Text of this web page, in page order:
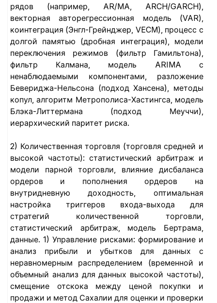
рядов (например, AR/MA, ARCH/GARCH),
векторная авторегрессионная модель (VAR),
коинтеграция (Энгл-Грейнджер, VECM), процесс с
долгой памятью (дробная интеграция), модели
переключения режимов (фильтр Гамильтона),
фильтр Калмана, модель ARIMA с
ненаблюдаемыми компонентами, разложение
Бевериджа-Нельсона (подход Хансена), методы
копул, алгоритм Метрополиса-Хастингса, модель
Блэка-Литтермана (подход Меуччи),
иерархический паритет риска.
2) Количественная торговля (торговля средней и
высокой частоты): статистический арбитраж и
модели парной торговли, влияние дисбаланса
ордеров и пополнения ордеров на
внутридневную доходность, оптимальная
настройка триггеров входа-выхода для
стратегий количественной торговли,
статистический арбитраж, модель Бертрама,
данные. 1) Управление рисками: формирование и
анализ прибыли и убытков для данных с
неравномерным распределением (временной и
объемный анализ для данных высокой частоты),
смещение отскока между ценой покупки и
продажи и метод Сахалии для оценки и проверки